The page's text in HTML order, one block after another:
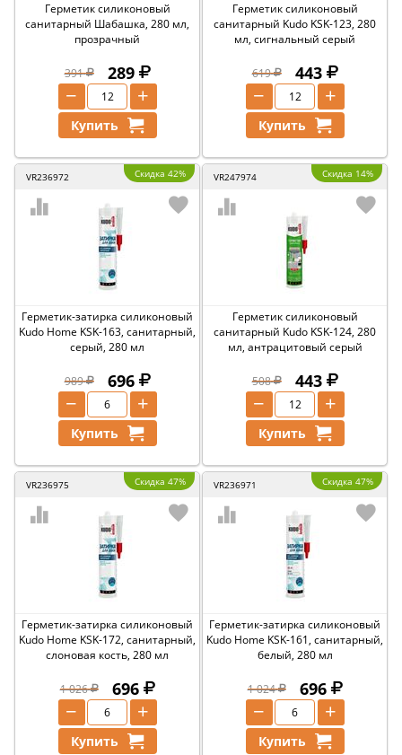
Герметик силиконовый
санитарный Шабашка, 280 мл,
прозрачный
391 289
+
−
Купить
Герметик силиконовый
санитарный Kudo KSK-123, 280
мл, сигнальный серый
619 443
+
−
Купить
VR236972 Скидка 42%
Герметик-затирка силиконовый
Kudo Home KSK-163, санитарный,
серый, 280 мл
989 696
+
−
Купить
VR247974 Скидка 14%
Герметик силиконовый
санитарный Kudo KSK-124, 280
мл, антрацитовый серый
508 443
+
−
Купить
VR236975 Скидка 47%
Герметик-затирка силиконовый
Kudo Home KSK-172, санитарный,
слоновая кость, 280 мл
1 026 696
+
−
Купить
VR236971 Скидка 47%
Герметик-затирка силиконовый
Kudo Home KSK-161, санитарный,
белый, 280 мл
1 024 696
+
−
Купить